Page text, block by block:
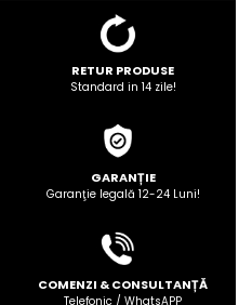
RETUR PRODUSE
Standard in 14 zile!
GARANȚIE
Garanţie legală 12-24 Luni!
COMENZI & CONSULTANȚĂ
Telefonic / WhatsAPP